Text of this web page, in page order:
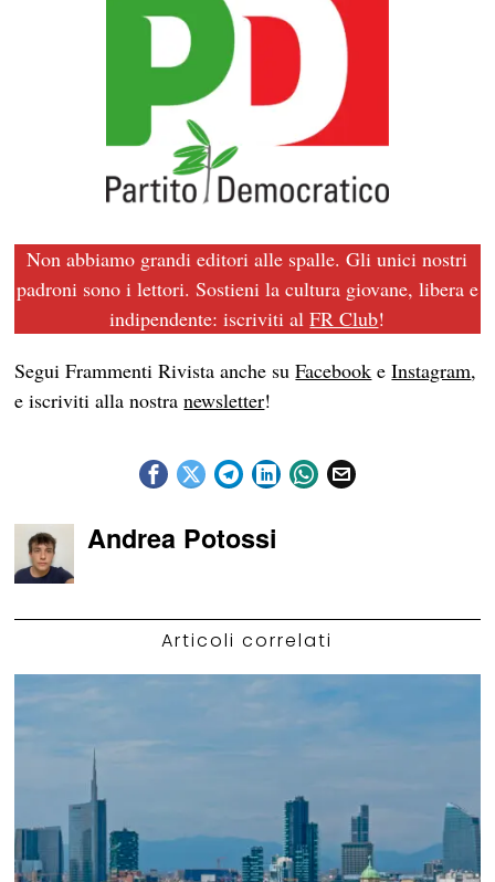
Non abbiamo grandi editori alle spalle. Gli unici nostri
padroni sono i lettori. Sostieni la cultura giovane, libera e
indipendente: iscriviti alFR Club!
Segui Frammenti Rivista anche suFacebook eInstagram,
e iscriviti alla nostranewsletter!
Andrea Potossi
Articoli correlati